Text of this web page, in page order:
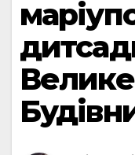
Велике